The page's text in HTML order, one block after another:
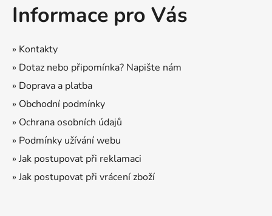
Informace pro Vás
» Kontakty
» Dotaz nebo připomínka? Napište nám
» Doprava a platba
» Obchodní podmínky
» Ochrana osobních údajů
» Podmínky užívání webu
» Jak postupovat při reklamaci
» Jak postupovat při vrácení zboží